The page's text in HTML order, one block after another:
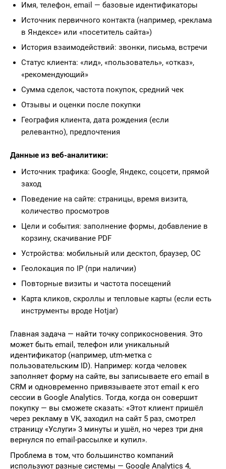
Имя, телефон, email — базовые идентификаторы
Источник первичного контакта (например, «реклама
в Яндексе» или «посетитель сайта»)
История взаимодействий: звонки, письма, встречи
Статус клиента: «лид», «пользователь», «отказ»,
«рекомендующий»
Сумма сделок, частота покупок, средний чек
Отзывы и оценки после покупки
География клиента, дата рождения (если
релевантно), предпочтения
Данные из веб-аналитики:
Источник трафика: Google, Яндекс, соцсети, прямой
заход
Поведение на сайте: страницы, время визита,
количество просмотров
Цели и события: заполнение формы, добавление в
корзину, скачивание PDF
Устройства: мобильный или десктоп, браузер, ОС
Геолокация по IP (при наличии)
Повторные визиты и частота посещений
Карта кликов, скроллы и тепловые карты (если есть
инструменты вроде Hotjar)
Главная задача — найти точку соприкосновения. Это
может быть email, телефон или уникальный
идентификатор (например, utm-метка с
пользовательским ID). Например: когда человек
заполняет форму на сайте, вы записываете его email в
CRM и одновременно привязываете этот email к его
сессии в Google Analytics. Тогда, когда он совершит
покупку — вы сможете сказать: «Этот клиент пришёл
через рекламу в VK, заходил на сайт 5 раз, смотрел
страницу «Услуги» 3 минуты и ушёл, но через три дня
вернулся по email-рассылке и купил».
Проблема в том, что большинство компаний
используют разные системы — Google Analytics 4,